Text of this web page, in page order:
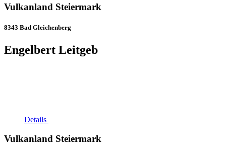
Vulkanland Steiermark
8343 Bad Gleichenberg
Engelbert Leitgeb
Details
Vulkanland Steiermark